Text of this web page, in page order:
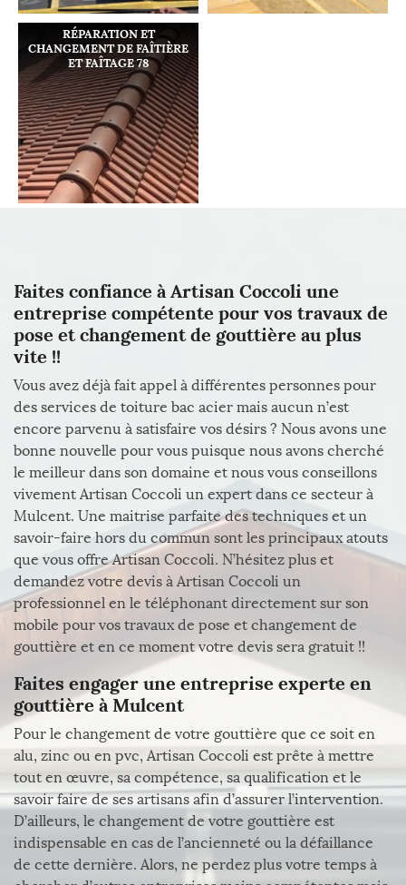
RÉPARATION ET
CHANGEMENT DE FAÎTIÈRE
ET FAÎTAGE 78
Faites confiance à Artisan Coccoli une
entreprise compétente pour vos travaux de
pose et changement de gouttière au plus
vite !!
Vous avez déjà fait appel à différentes personnes pour
des services de toiture bac acier mais aucun n’est
encore parvenu à satisfaire vos désirs ? Nous avons une
bonne nouvelle pour vous puisque nous avons cherché
le meilleur dans son domaine et nous vous conseillons
vivement Artisan Coccoli un expert dans ce secteur à
Mulcent. Une maitrise parfaite des techniques et un
savoir-faire hors du commun sont les principaux atouts
que vous offre Artisan Coccoli. N’hésitez plus et
demandez votre devis à Artisan Coccoli un
professionnel en le téléphonant directement sur son
mobile pour vos travaux de pose et changement de
gouttière et en ce moment votre devis sera gratuit !!
Faites engager une entreprise experte en
gouttière à Mulcent
Pour le changement de votre gouttière que ce soit en
alu, zinc ou en pvc, Artisan Coccoli est prête à mettre
tout en œuvre, sa compétence, sa qualification et le
savoir faire de ses artisans afin d’assurer l’intervention.
D’ailleurs, le changement de votre gouttière est
indispensable en cas de l’ancienneté ou la défaillance
de cette dernière. Alors, ne perdez plus votre temps à